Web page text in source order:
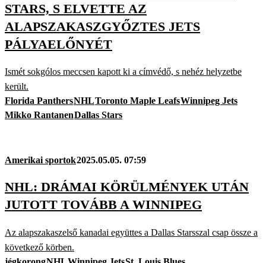
STARS, S ELVETTE AZ
ALAPSZAKASZGYŐZTES JETS
PÁLYAELŐNYÉT
Ismét sokgólos meccsen kapott ki a címvédő, s nehéz helyzetbe
került.
Florida PanthersNHLToronto Maple LeafsWinnipeg Jets
Mikko RantanenDallas Stars
Amerikai sportok2025.05.05. 07:59
NHL: DRÁMAI KÖRÜLMÉNYEK UTÁN
JUTOTT TOVÁBB A WINNIPEG
Az alapszakaszelső kanadai együttes a Dallas Starsszal csap össze a
következő körben.